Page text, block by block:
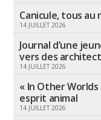
Canicule, tous au
14 JUILLET 2026
Journal d’une
vers des
14 JUILLET 2026
« In Other Worlds
esprit animal
14 JUILLET 2026